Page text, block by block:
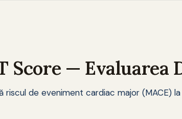
Score —
riscul de eveniment cardiac major (MACE)